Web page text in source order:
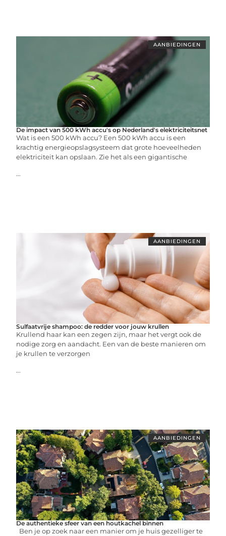
AANBIEDINGEN
De impact van 500 kWh accu's op Nederland's elektriciteitsnet
Wat is een 500 kWh accu? Een 500 kWh accu is een
krachtig energieopslagsysteem dat grote hoeveelheden
elektriciteit kan opslaan. Zie het als een gigantische
...
AANBIEDINGEN
Sulfaatvrije shampoo: de redder voor jouw krullen
Krullend haar kan een zegen zijn, maar het vergt ook de
nodige zorg en aandacht. Een van de beste manieren om
je krullen te verzorgen
...
AANBIEDINGEN
De authentieke sfeer van een houtkachel binnen
Ben je op zoek naar een manier om je huis gezelliger te